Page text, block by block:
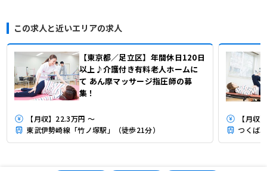
この求人と近いエリアの求人
【東京都／足立区】年間休日120日
以上♪介護付き有料老人ホームに
て あん摩マッサージ指圧師の募
集！
【月収】22.3万円 ～
東武伊勢崎線「竹ノ塚駅」（徒歩21分）
【月収
つくば